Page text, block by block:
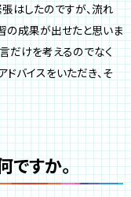
はしたのですが、流れ
の成果が出せたと思いま
だけを考えるのでなく
バイスをいただき、そ
ですか。